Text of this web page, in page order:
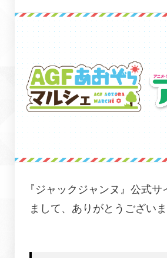
『 ジャックジャンヌ 』公式サ
まして、ありがとうございま